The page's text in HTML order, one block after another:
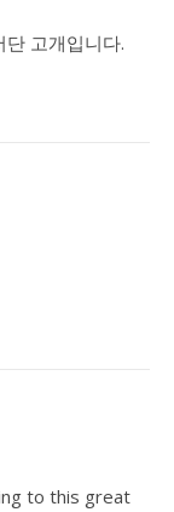
고개입니다.
to this great